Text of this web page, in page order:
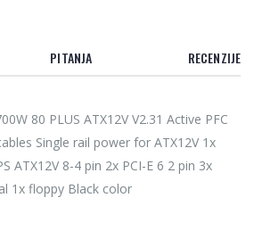
PITANJA RECENZIJE
80 PLUS ATX12V V2.31 Active PFC
Single rail power for ATX12V 1x
ATX12V 8-4 pin 2x PCI-E 6 2 pin 3x
1x floppy Black color